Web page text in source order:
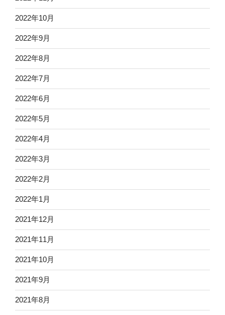
2022年10月
2022年9月
2022年8月
2022年7月
2022年6月
2022年5月
2022年4月
2022年3月
2022年2月
2022年1月
2021年12月
2021年11月
2021年10月
2021年9月
2021年8月